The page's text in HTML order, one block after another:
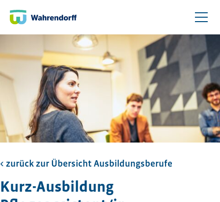
< zurück zur Übersicht Ausbildungsberufe
Kurz-Ausbildung